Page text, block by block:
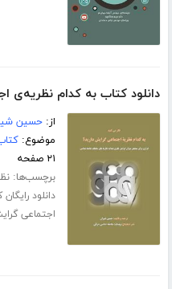
دانلود کتاب به کدام نظریه‌ی
از:حسین
موضوع:
۲۱ صفحه
برچسب‌ها:
دانلود
اجتماعی